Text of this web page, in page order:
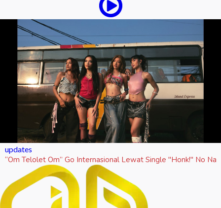
updates
“Om Telolet Om” Go Internasional Lewat Single "Honk!" No Na